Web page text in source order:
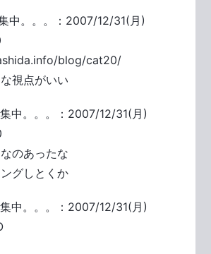
中。。。：2007/12/31(月)
blog/cat20/
視点がいい
中。。。：2007/12/31(月)
のあったな
グしとくか
中。。。：2007/12/31(月)